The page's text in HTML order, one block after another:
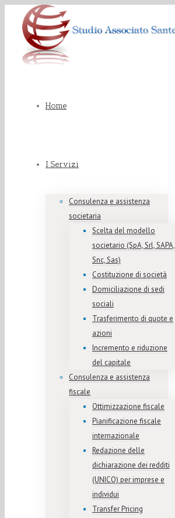
Home
I Servizi
Consulenza e assistenza
societaria
Scelta del modello
societario (SpA, Srl, SAPA,
Snc, Sas)
Costituzione di società
Domiciliazione di sedi
sociali
Trasferimento di quote e
azioni
Incremento e riduzione
del capitale
Consulenza e assistenza
fiscale
Ottimizzazione fiscale
Pianificazione fiscale
internazionale
Redazione delle
dichiarazione dei redditi
(UNICO) per imprese e
individui
Transfer Pricing